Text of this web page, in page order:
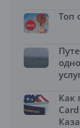
Топ
Как